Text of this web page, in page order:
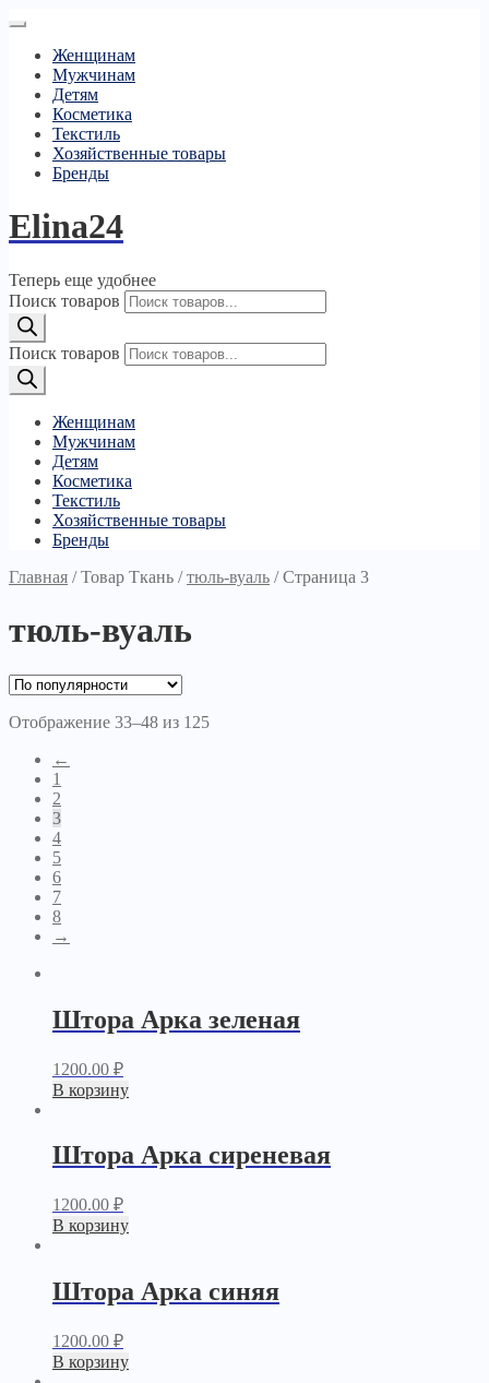
Женщинам
Мужчинам
Детям
Косметика
Текстиль
Хозяйственные товары
Бренды
Elina24
Теперь еще удобнее
Поиск товаров
Поиск товаров
Женщинам
Мужчинам
Детям
Косметика
Текстиль
Хозяйственные товары
Бренды
Главная /Товар Ткань /тюль-вуаль /Страница 3
тюль-вуаль
Отображение 33–48 из 125
←
1
2
3
4
5
6
7
8
→
Штора Арка зеленая
1200.00 ₽
В корзину
Штора Арка сиреневая
1200.00 ₽
В корзину
Штора Арка синяя
1200.00 ₽
В корзину